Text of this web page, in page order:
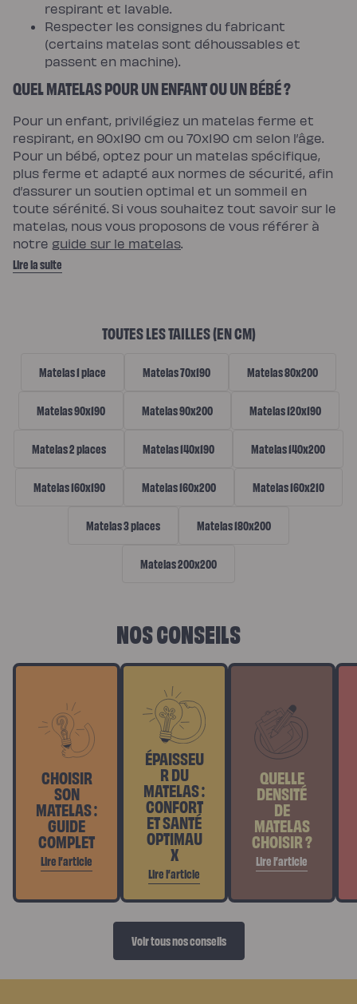
respirant et lavable.
Respecter les consignes du fabricant
(certains matelas sont déhoussables et
passent en machine).
QUEL MATELAS POUR UN ENFANT OU UN BÉBÉ ?
Pour un enfant, privilégiez un matelas ferme et
respirant, en 90x190 cm ou 70x190 cm selon l’âge.
Pour un bébé, optez pour un matelas spécifique,
plus ferme et adapté aux normes de sécurité, afin
d’assurer un soutien optimal et un sommeil en
toute sérénité. Si vous souhaitez tout savoir sur le
matelas, nous vous proposons de vous référer à
notre guide sur le matelas.
TOUTES LES TAILLES (EN CM)
Matelas 1 place Matelas 70x190 Matelas 80x200
Matelas 90x190 Matelas 90x200 Matelas 120x190
Matelas 2 places Matelas 140x190 Matelas 140x200
Matelas 160x190 Matelas 160x200 Matelas 160x210
Matelas 3 places Matelas 180x200
Matelas 200x200
NOS CONSEILS
CHOISIR
SON
MATELAS :
GUIDE
COMPLET
Lire l’article
ÉPAISSEU
R DU
MATELAS :
CONFORT
ET SANTÉ
OPTIMAU
X
Lire l’article
QUELLE
DENSITÉ
DE
MATELAS
CHOISIR ?
Lire l’article
Voir tous nos conseils